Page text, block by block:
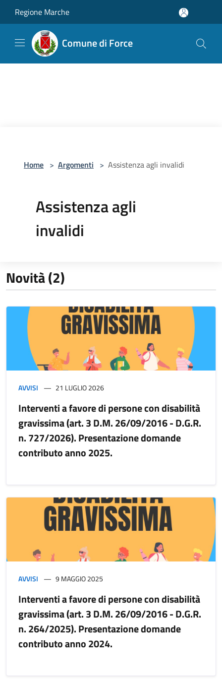
Regione Marche
Comune di Force
Home > Argomenti > Assistenza agli invalidi
Assistenza agli
invalidi
Novità (2)
AVVISI 21 LUGLIO 2026
Interventi a favore di persone con disabilità
gravissima (art. 3 D.M. 26/09/2016 - D.G.R.
n. 727/2026). Presentazione domande
contributo anno 2025.
AVVISI 9 MAGGIO 2025
Interventi a favore di persone con disabilità
gravissima (art. 3 D.M. 26/09/2016 - D.G.R.
n. 264/2025). Presentazione domande
contributo anno 2024.